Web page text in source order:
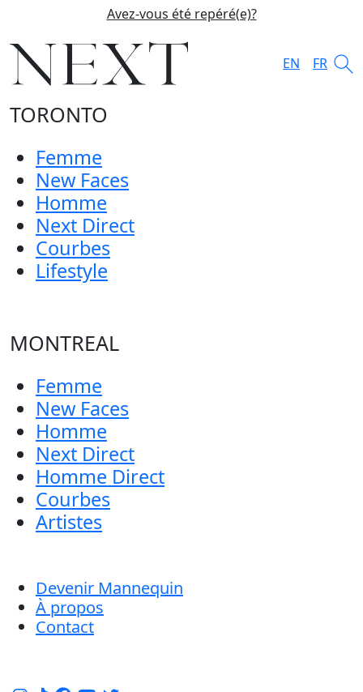
Avez-vous été repéré(e)?
EN FR
TORONTO
Femme
New Faces
Homme
Next Direct
Courbes
Lifestyle
MONTREAL
Femme
New Faces
Homme
Next Direct
Homme Direct
Courbes
Artistes
Devenir Mannequin
À propos
Contact